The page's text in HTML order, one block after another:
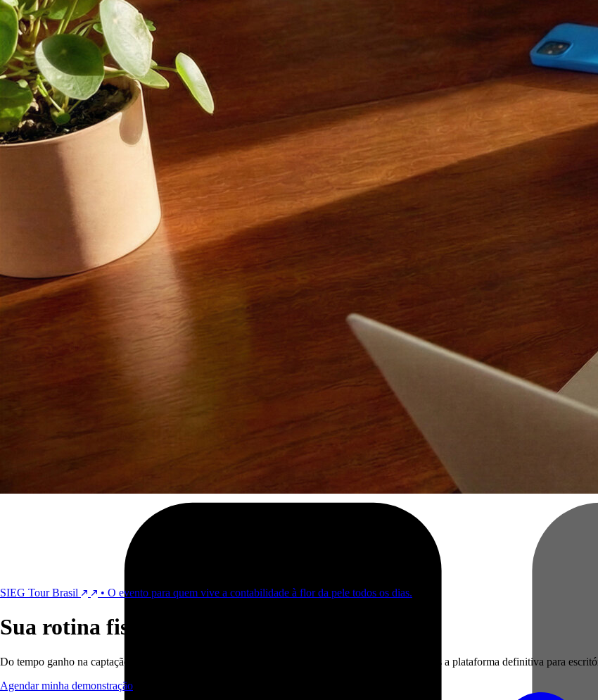
SIEG Tour Brasil • O evento para quem vive a contabilidade à flor da pele todos os dias.
Sua rotina fiscal, finalmente completa
Do tempo ganho na captação automática de notas aos relatórios inteligentes que geram lucro, somos a plataforma definitiva para
Agendar minha demonstração